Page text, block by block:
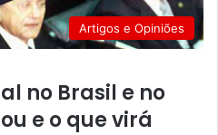
Artigos e Opiniões
no Brasil e no
e o que virá